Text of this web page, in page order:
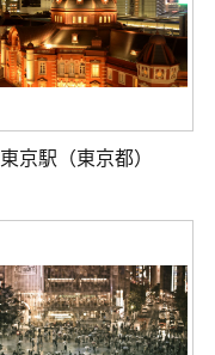
東京駅（東京都）